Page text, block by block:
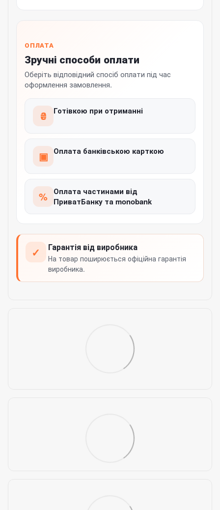
ОПЛАТА
Зручні способи оплати
Оберіть відповідний спосіб оплати під час
оформлення замовлення.
₴ Готівкою при отриманні
▣ Оплата банківською карткою
% Оплата частинами від
ПриватБанку та monobank
✓ Гарантія від виробника
На товар поширюється офіційна гарантія
виробника.